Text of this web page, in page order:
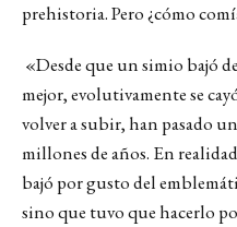
prehistoria. Pero ¿cómo
«Desde que un simio bajó
mejor, evolutivamente se
volver a subir, han pasado
millones de años. En
bajó por gusto del
sino que tuvo que hacerlo